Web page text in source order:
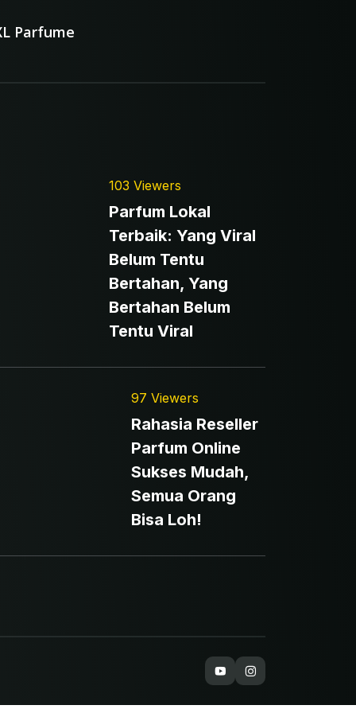
Parfume
103 Viewers
Parfum Lokal
Terbaik: Yang Viral
Belum Tentu
Bertahan, Yang
Bertahan Belum
Tentu Viral
97 Viewers
Rahasia Reseller
Parfum Online
Sukses Mudah,
Semua Orang
Bisa Loh!